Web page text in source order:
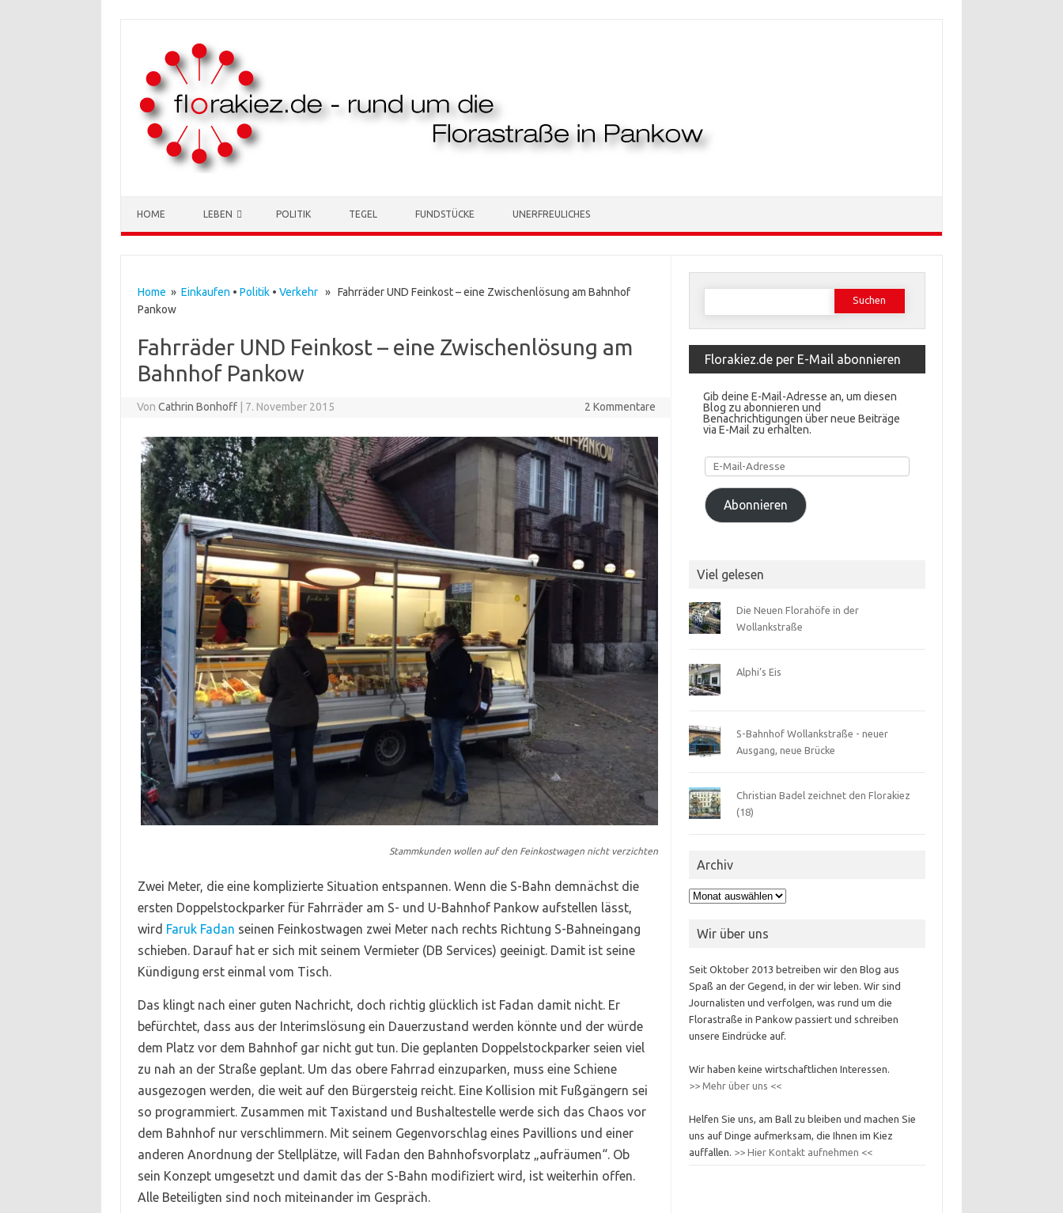
HOME LEBEN POLITIK TEGEL FUNDSTÜCKE UNERFREULICHES
Home » Einkaufen • Politik• Verkehr» Fahrräder UND Feinkost – eine Zwischenlösung am Bahnhof
Pankow
Fahrräder UND Feinkost – eine Zwischenlösung am
Bahnhof Pankow
VonCathrin Bonhoff 7. November 2015 2 Kommentare
Stammkunden wollen auf den Feinkostwagen nicht verzichten
Zwei Meter, die eine komplizierte Situation entspannen. Wenn die S-Bahn demnächst die
ersten Doppelstockparker für Fahrräder am S- und U-Bahnhof Pankow aufstellen lässt,
wird Faruk Fadan seinen Feinkostwagen zwei Meter nach rechts Richtung S-Bahneingang
schieben. Darauf hat er sich mit seinem Vermieter (DB Services) geeinigt. Damit ist seine
Kündigung erst einmal vom Tisch.
Das klingt nach einer guten Nachricht, doch richtig glücklich ist Fadan damit nicht. Er
befürchtet, dass aus der Interimslösung ein Dauerzustand werden könnte und der würde
dem Platz vor dem Bahnhof gar nicht gut tun. Die geplanten Doppelstockparker seien viel
zu nah an der Straße geplant. Um das obere Fahrrad einzuparken, muss eine Schiene
ausgezogen werden, die weit auf den Bürgersteig reicht. Eine Kollision mit Fußgängern sei
so programmiert. Zusammen mit Taxistand und Bushaltestelle werde sich das Chaos vor
dem Bahnhof nur verschlimmern. Mit seinem Gegenvorschlag eines Pavillions und einer
anderen Anordnung der Stellplätze, will Fadan den Bahnhofsvorplatz „aufräumen“. Ob
sein Konzept umgesetzt und damit das der S-Bahn modifiziert wird, ist weiterhin offen.
Alle Beteiligten sind noch miteinander im Gespräch.
Suchen
Florakiez.de per E-Mail abonnieren
Gib deine E-Mail-Adresse an, um diesen
Blog zu abonnieren und
Benachrichtigungen über neue Beiträge
via E-Mail zu erhalten.
E-
Mail-
Adresse
Abonnieren
Viel gelesen
Die Neuen Florahöfe in der
Wollankstraße
Alphi’s Eis
S-Bahnhof Wollankstraße - neuer
Ausgang, neue Brücke
Christian Badel zeichnet den Florakiez
(18)
Archiv
Archiv
Wir über uns
Seit Oktober 2013 betreiben wir den Blog aus
Spaß an der Gegend, in der wir leben. Wir sind
Journalisten und verfolgen, was rund um die
Florastraße in Pankow passiert und schreiben
unsere Eindrücke auf.
Wir haben keine wirtschaftlichen Interessen.
>> Mehr über uns <<
Helfen Sie uns, am Ball zu bleiben und machen Sie
uns auf Dinge aufmerksam, die Ihnen im Kiez
auffallen. >> Hier Kontakt aufnehmen <<